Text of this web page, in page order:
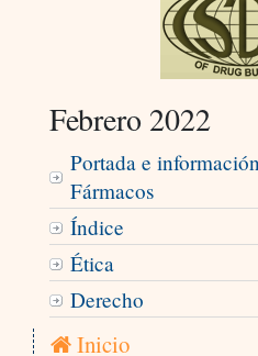
Febrero 2022
Portada e
Fármacos
Índice
Ética
Derecho
Inicio